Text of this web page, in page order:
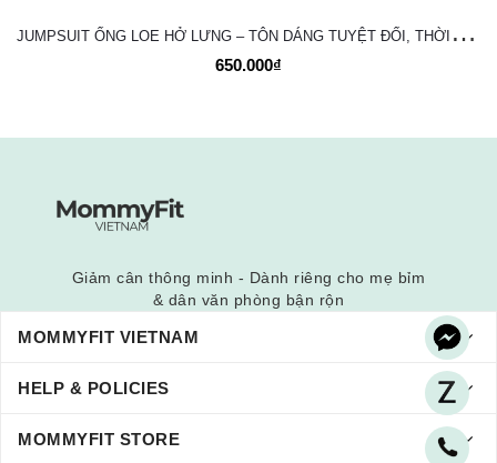
J
UMPSUIT ỐNG LOE HỞ LƯNG – TÔN DÁNG TUYỆT ĐỐI, THỜI TRANG VÀ NĂNG ĐỘNG
650.000₫
Giảm cân thông minh - Dành riêng cho mẹ bỉm
& dân văn phòng bận rộn
MOMMYFIT VIETNAM
HELP & POLICIES
MOMMYFIT STORE